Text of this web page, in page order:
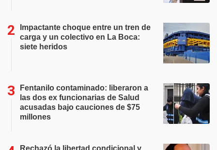
Impactante choque entre un tren de
carga y un colectivo en La Boca:
siete heridos
Fentanilo contaminado: liberaron a
las dos ex funcionarias de Salud
acusadas bajo cauciones de $75
millones